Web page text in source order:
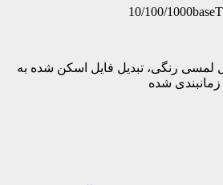
لمسی رنگی، تبدیل فایل اسکن شده به
شده